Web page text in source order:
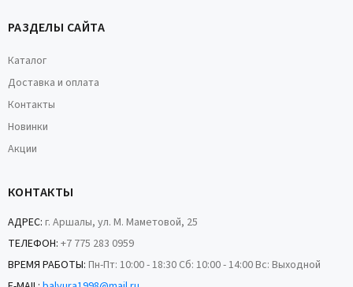
РАЗДЕЛЫ САЙТА
Каталог
Доставка и оплата
Контакты
Новинки
Акции
КОНТАКТЫ
АДРЕС: г. Аршалы, ул. М. Маметовой, 25
ТЕЛЕФОН: +7 775 283 0959
ВРЕМЯ РАБОТЫ: Пн-Пт: 10:00 - 18:30 Сб: 10:00 - 14:00 Вс: Выходной